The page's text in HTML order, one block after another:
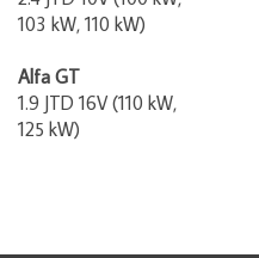
103 kW, 110 kW)
Alfa GT
1.9 JTD 16V (110 kW,
125 kW)